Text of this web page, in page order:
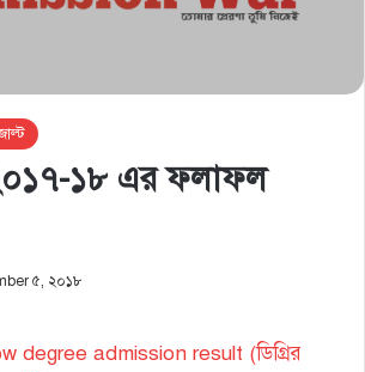
২০১৭-১৮ এর ফলাফল
৫, ২০১৮
degree admission result (ডিগ্রির